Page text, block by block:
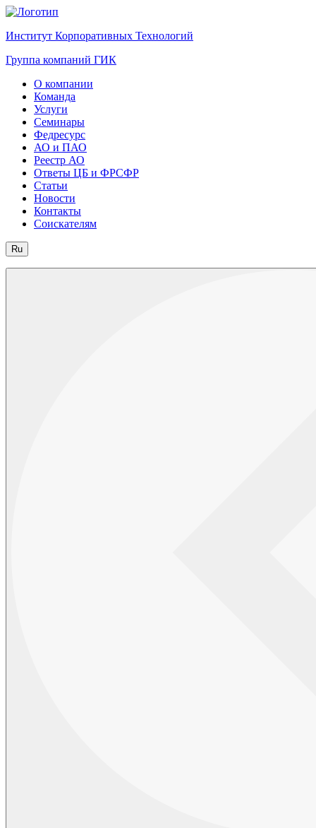
Институт Корпоративных Технологий
Группа компаний ГИК
О компании
Команда
Услуги
Семинары
Федресурс
АО и ПАО
Реестр АО
Ответы ЦБ и ФРСФР
Статьи
Новости
Контакты
Соискателям
Ru